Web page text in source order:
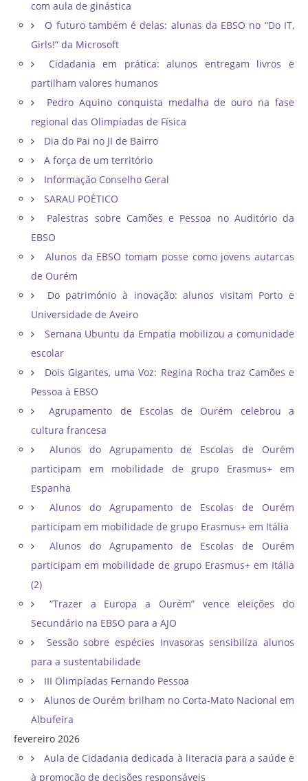
com aula de ginástica
O futuro também é delas: alunas da EBSO no “Do IT,
Girls!” da Microsoft
Cidadania em prática: alunos entregam livros e
partilham valores humanos
Pedro Aquino conquista medalha de ouro na fase
regional das Olimpíadas de Física
Dia do Pai no JI de Bairro
A força de um território
Informação Conselho Geral
SARAU POÉTICO
Palestras sobre Camões e Pessoa no Auditório da
EBSO
Alunos da EBSO tomam posse como jovens autarcas
de Ourém
Do património à inovação: alunos visitam Porto e
Universidade de Aveiro
Semana Ubuntu da Empatia mobilizou a comunidade
escolar
Dois Gigantes, uma Voz: Regina Rocha traz Camões e
Pessoa à EBSO
Agrupamento de Escolas de Ourém celebrou a
cultura francesa
Alunos do Agrupamento de Escolas de Ourém
participam em mobilidade de grupo Erasmus+ em
Espanha
Alunos do Agrupamento de Escolas de Ourém
participam em mobilidade de grupo Erasmus+ em Itália
Alunos do Agrupamento de Escolas de Ourém
participam em mobilidade de grupo Erasmus+ em Itália
(2)
“Trazer a Europa a Ourém” vence eleições do
Secundário na EBSO para a AJO
Sessão sobre espécies Invasoras sensibiliza alunos
para a sustentabilidade
III Olimpíadas Fernando Pessoa
Alunos de Ourém brilham no Corta-Mato Nacional em
Albufeira
fevereiro 2026
Aula de Cidadania dedicada à literacia para a saúde e
à promoção de decisões responsáveis